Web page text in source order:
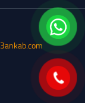
3ankab.com